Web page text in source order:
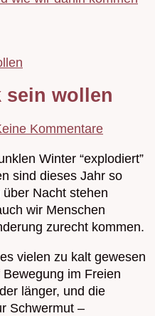
sein wollen
Kommentare
Winter “explodiert”
sind dieses Jahr so
Nacht stehen
wir Menschen
zurecht kommen.
vielen zu kalt gewesen
im Freien
länger, und die
Schwermut –